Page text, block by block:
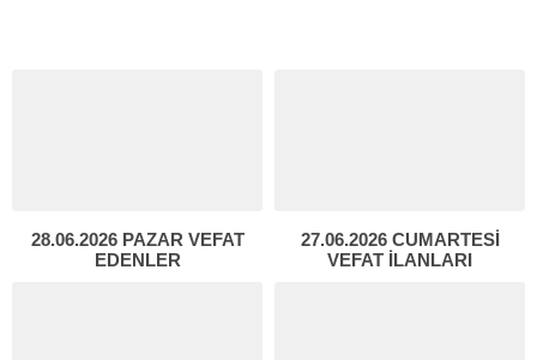
28.06.2026 PAZAR VEFAT
EDENLER
27.06.2026 CUMARTESİ
VEFAT İLANLARI